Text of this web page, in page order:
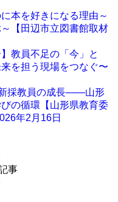
本を好きになる理由～
【田辺市立図書館取材
教員不足の「今」と
を担う現場をつなぐ〜
新採教員の成長――山形
の循環【山形県教育委
年2月16日
事